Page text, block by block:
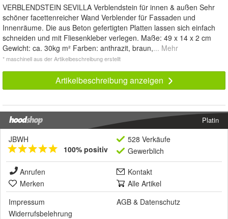
VERBLENDSTEIN SEVILLA Verblendstein für innen & außen Sehr
schöner facettenreicher Wand Verblender für Fassaden und
Innenräume. Die aus Beton gefertigten Platten lassen sich einfach
schneiden und mit Fliesenkleber verlegen. Maße: 49 x 14 x 2 cm
Gewicht: ca. 30kg m² Farben: anthrazit, braun,... Mehr
* maschinell aus der Artikelbeschreibung erstellt
Artikelbeschreibung anzeigen
Platin
JBWH
100% positiv
528 Verkäufe
Gewerblich
Anrufen
Kontakt
Merken
Alle Artikel
Impressum
AGB & Datenschutz
Widerrufsbelehrung